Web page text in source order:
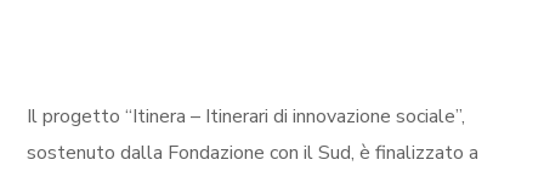
Il progetto “Itinera – Itinerari di innovazione sociale”,
sostenuto dalla Fondazione con il Sud, è finalizzato a